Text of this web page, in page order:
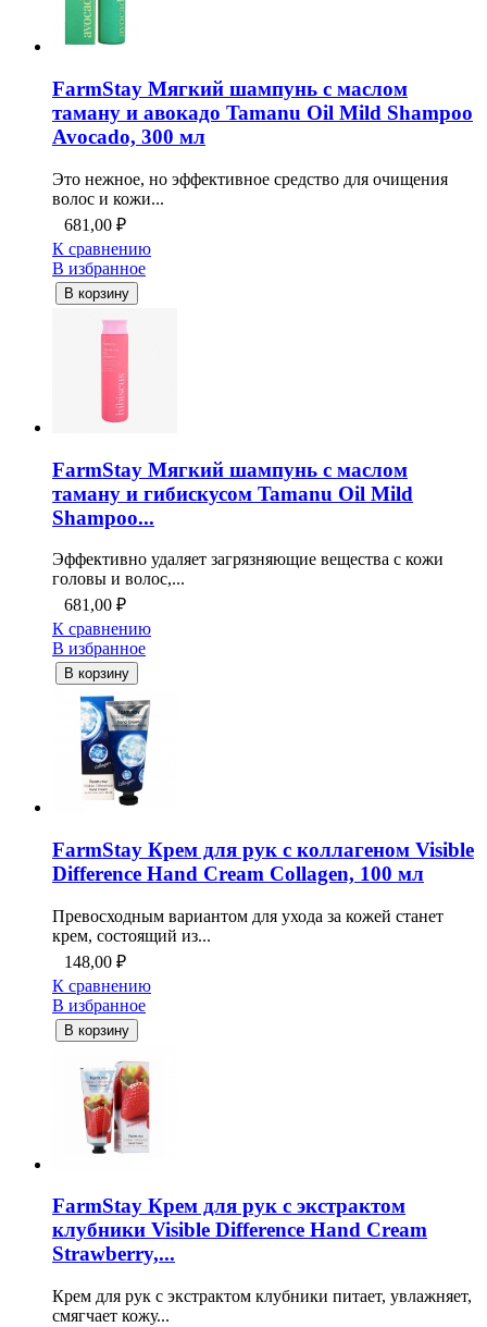
FarmStay Мягкий шампунь с маслом
таману и авокадо Tamanu Oil Mild Shampoo
Avocado, 300 мл
Это нежное, но эффективное средство для очищения
волос и кожи...
681,00 ₽
К сравнению
В избранное
В корзину
FarmStay Мягкий шампунь с маслом
таману и гибискусом Tamanu Oil Mild
Shampoo...
Эффективно удаляет загрязняющие вещества с кожи
головы и волос,...
681,00 ₽
К сравнению
В избранное
В корзину
FarmStay Крем для рук с коллагеном Visible
Difference Hand Cream Collagen, 100 мл
Превосходным вариантом для ухода за кожей станет
крем, состоящий из...
148,00 ₽
К сравнению
В избранное
В корзину
FarmStay Крем для рук с экстрактом
клубники Visible Difference Hand Cream
Strawberry,...
Крем для рук с экстрактом клубники питает, увлажняет,
смягчает кожу...